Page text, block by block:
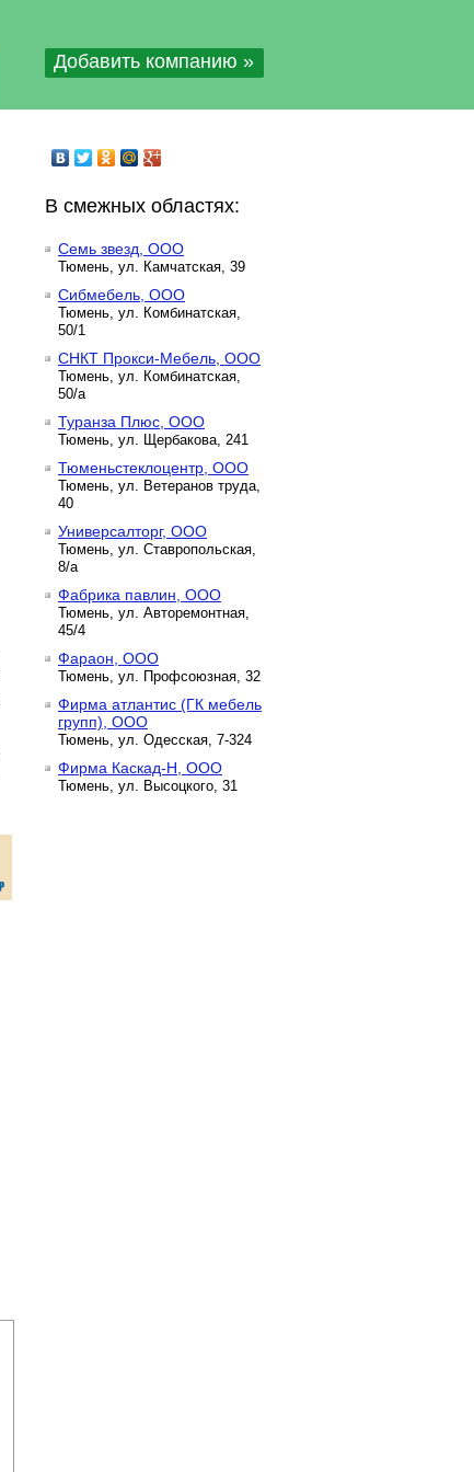
Добавить компанию »
В смежных областях:
Семь звезд, ООО
Тюмень, ул. Камчатская, 39
Сибмебель, ООО
Тюмень, ул. Комбинатская,
50/1
СНКТ Прокси-Мебель, ООО
Тюмень, ул. Комбинатская,
50/а
Туранза Плюс, ООО
Тюмень, ул. Щербакова, 241
Тюменьстеклоцентр, ООО
Тюмень, ул. Ветеранов труда,
40
Универсалторг, ООО
Тюмень, ул. Ставропольская,
8/а
Фабрика павлин, ООО
Тюмень, ул. Авторемонтная,
45/4
Фараон, ООО
Тюмень, ул. Профсоюзная, 32
Фирма атлантис (ГК мебель
групп), ООО
Тюмень, ул. Одесская, 7-324
Фирма Каскад-Н, ООО
Тюмень, ул. Высоцкого, 31